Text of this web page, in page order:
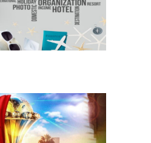
: ALERTES_INFOSTITRE : LA
ORBITE LA DESTINATION